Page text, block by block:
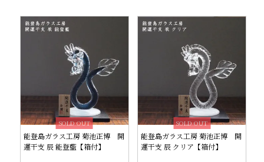
SOLD OUT
能登島ガラス工房 菊池正博 開
運干支 辰 能登藍【箱付】
SOLD OUT
能登島ガラス工房 菊池正博 開
運干支 辰 クリア【箱付】